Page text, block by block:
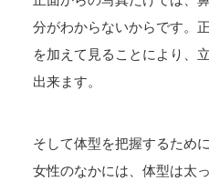
分がわからないからです。
を加えて見ることにより、
出来ます。
そして体型を把握するため
女性のなかには、体型は太